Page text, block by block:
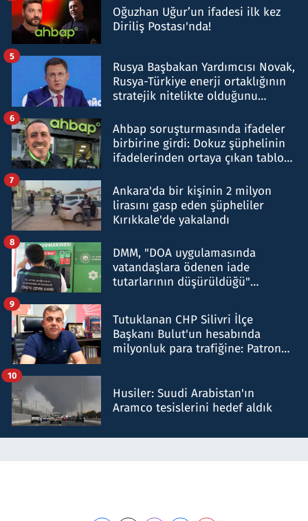
Oğuzhan Uğur’un ifadesi ilk kez
Diriliş Postası'nda!
Rusya Başbakan Yardımcısı Novak,
Rusya-Türkiye enerji ortaklığının
stratejik nitelikte olduğunu
5
Ahbap soruşturmasında ifadeler
birbirine girdi: Dokuz şüphelinin
ifadelerinden ortaya çıkan tablo
6
Ankara'da bir kişinin 2 milyon
lirasını gasp eden şüpheliler
Kırıkkale'de yakalandı
7
DMM, "DOA uygulamasında
vatandaşlara ödenen iade
tutarlarının düşürüldüğü"
8
Tutuklanan CHP Silivri İlçe
Başkanı Bulut'un hesabında
milyonluk para trafiğine: Patron
9
Husiler: Suudi Arabistan'ın
Aramco tesislerini hedef aldık
10